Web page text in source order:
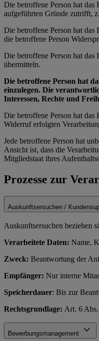
Die betroffene Person hat
aufgeführten Gründe zutrifft,
Die betroffene Person hat
die betroffene Person
Die betroffene Person hat
übermitteln.
Die betroffene Person hat
einzulegen. Die
Interessen, Rechte und
Die betroffene Person hat
Widerruf erfolgten
Jede betroffene Person hat
Ansicht ist, dass die
Mitgliedstaat ihres
Prozesse zur
Auskunftsersuchen /
Auskunftsersuchen beziehen
Verarbeitete Daten: Name,
Zweck: Beantwortung der
Empfänger: Nur interne
Speicherdauer: Bis zur
Rechtsgrundlage: Art. 6
Bewerbungsmanagement